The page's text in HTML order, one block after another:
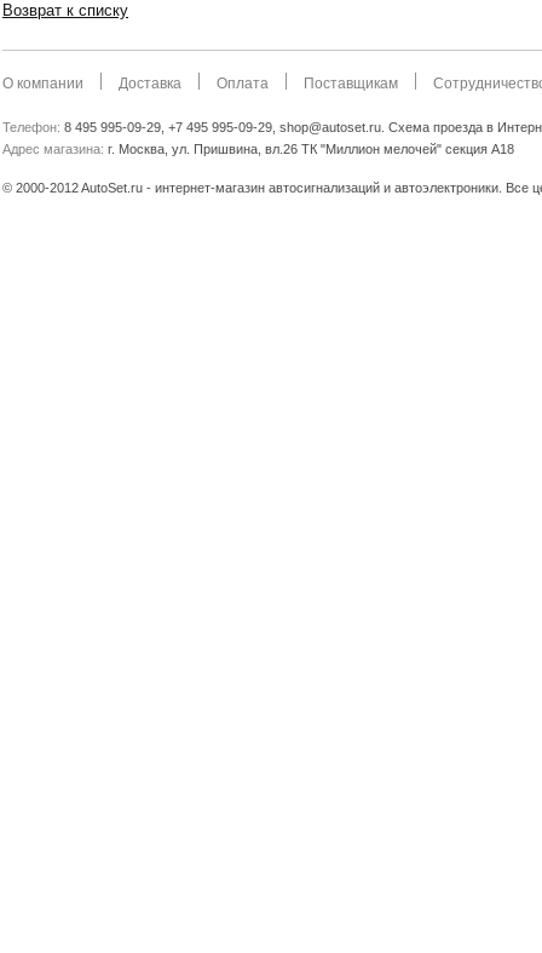
Возврат к списку
О компании Доставка Оплата Поставщикам
Телефон: 8 495 995-09-29, +7 495 995-09-29, shop@autoset.ru. Схема проезда в
Адрес магазина: г. Москва, ул. Пришвина, вл.26 ТК "Миллион мелочей" секция А18
© 2000-2012 AutoSet.ru - интернет-магазин автосигнализаций и автоэлектроники. Все